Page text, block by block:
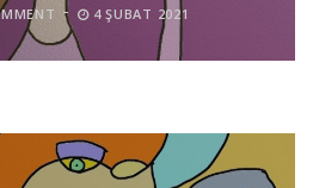
4 ŞUBAT 2021
Tel İnsan
4 ŞUBAT 2021